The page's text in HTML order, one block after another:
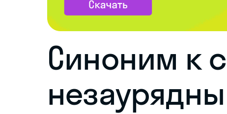
Синоним к